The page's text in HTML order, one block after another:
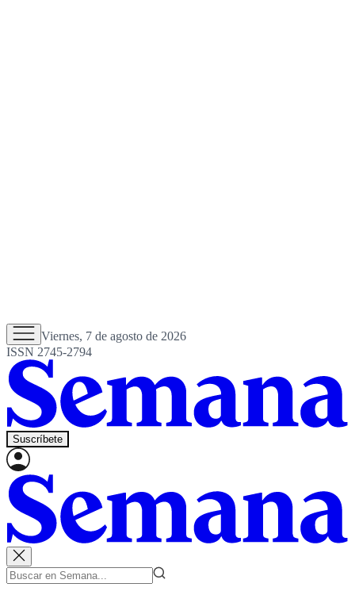
Viernes, 7 de agosto de 2026
ISSN 2745-2794
Suscríbete